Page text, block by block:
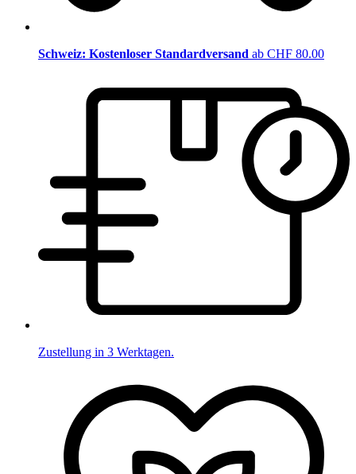
Schweiz: Kostenloser Standardversand ab CHF 80.00
Zustellung in 3 Werktagen.